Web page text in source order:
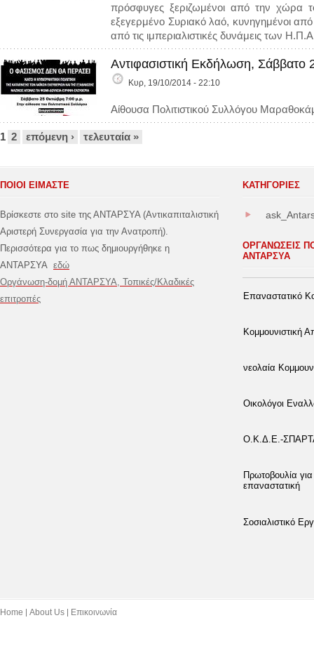
πρόσφυγες ξεριζωμένοι από την χώρα
εξεγερμένο Συριακό λαό, κυνηγημένοι
από τις ιμπεριαλιστικές δυνάμεις των
Αντιφασιστική Εκδήλωση,
Κυρ, 19/10/2014 - 22:10
Αίθουσα Πολιτιστικού Συλλόγου
Σελίδες
1 2 επόμενη › τελευταία »
ΠΟΙΟΙ ΕΙΜΑΣΤΕ
Βρίσκεστε στο site της ΑΝΤΑΡΣΥΑ (Αντικαπιταλιστική
Αριστερή Συνεργασία για την Ανατροπή).
Περισσότερα για το πως δημιουργήθηκε η
ΑΝΤΑΡΣΥΑ εδώ
Οργάνωση-δομή ΑΝΤΑΡΣΥΑ, Τοπικές/Κλαδικές
επιτροπές
ΚΑΤΗΓΟΡΊΕΣ
ΟΡΓΑΝΩΣΕΙΣ
ΑΝΤΑΡΣΥΑ
Επαναστατικό
Κομμουνιστική
νεολαία
Οικολόγοι
Ο.Κ.Δ.Ε.-
Πρωτοβουλία
επαναστατική
Σοσιαλιστικό
Home About Us Επικοινωνία